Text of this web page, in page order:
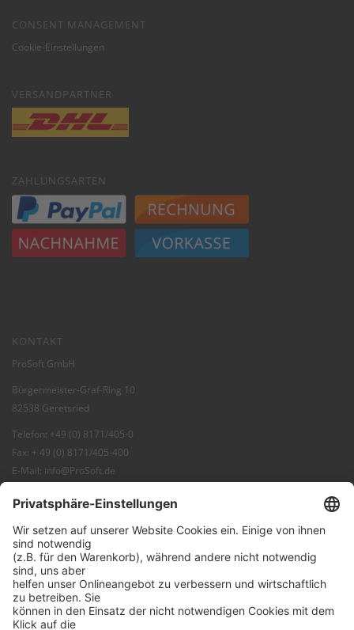
CONSENT MANAGEMENT
Cookie-Einstellungen
VERSANDPARTNER
ZAHLUNGSARTEN
KONTAKT
ProSoft GmbH
Bürgermeister-Graf-Ring 10
82538 Geretsried
Telefon: +49 (0) 8171/405-0
Fax: + 49 (0) 8171/405-400
E-Mail: info@ProSoft.de
Web:
ProSoft
ProBlog
FAQ:Knowledgebase
Shop:ProSecurity